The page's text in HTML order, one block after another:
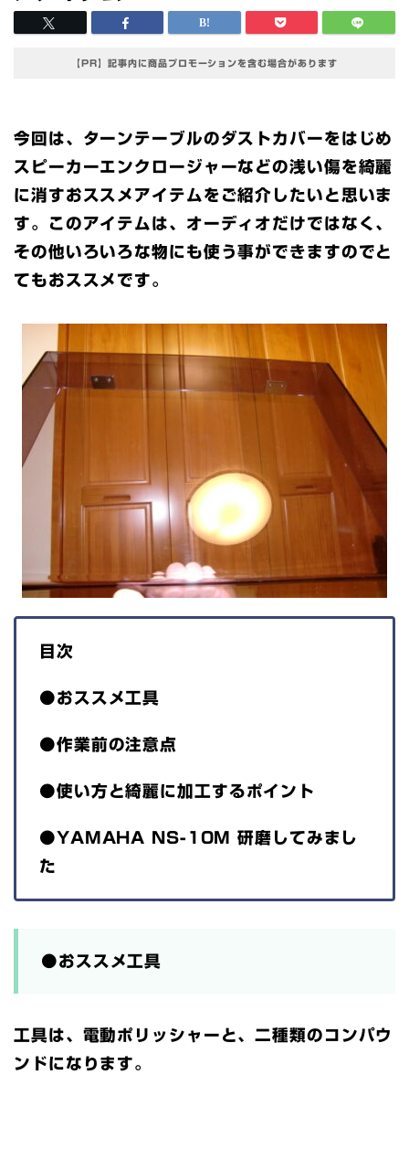
【PR】記事内に商品プロモーションを含む場合があります
今回は、ターンテーブルのダストカバーをはじめ
スピーカーエンクロージャーなどの浅い傷を綺麗
に消すおススメアイテムをご紹介したいと思いま
す。このアイテムは、オーディオだけではなく、
その他いろいろな物にも使う事ができますのでと
てもおススメです。
目次
●おススメ工具
●作業前の注意点
●使い方と綺麗に加工するポイント
●YAMAHA NS-10M 研磨してみまし
た
●おススメ工具
工具は、電動ポリッシャーと、二種類のコンパウ
ンドになります。